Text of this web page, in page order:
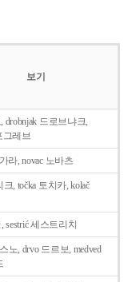
보기
drobnjak 드로브냐크,
그레브
라, novac 노바츠
크, točka 토치카, kolač
sestrić 세스트리치
노, drvo 드르보, medved